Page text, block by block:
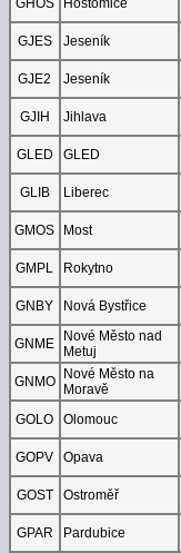
GHOS
Hostomice
GJES
Jeseník
GJE2
Jeseník
GJIH
Jihlava
GLED
GLED
GLIB
Liberec
GMOS
Most
GMPL
Rokytno
GNBY
Nová Bystřice
GNME
Nové Město nad
Metuj
GNMO
Nové Město na
Moravě
GOLO
Olomouc
GOPV
Opava
GOST
Ostroměř
GPAR
Pardubice